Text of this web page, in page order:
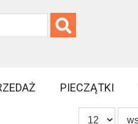
PIECZĄTKI